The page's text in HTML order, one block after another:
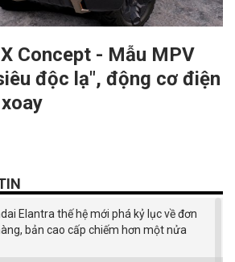
Concept - Mẫu MPV
độc lạ", động cơ điện
Elantra thế hệ mới phá kỷ lục về đơn
bản cao cấp chiếm hơn một nửa